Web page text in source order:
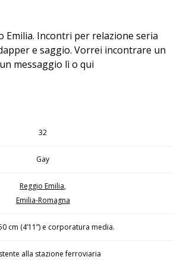
Emilia. Incontri per relazione seria
e saggio. Vorrei incontrare un
messaggio lì o qui
32
Gay
Reggio Emilia,
Emilia-Romagna
cm (4’11”) e corporatura media.
alla stazione ferroviaria